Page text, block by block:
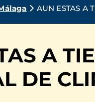
AUN ESTAS A
A
DE